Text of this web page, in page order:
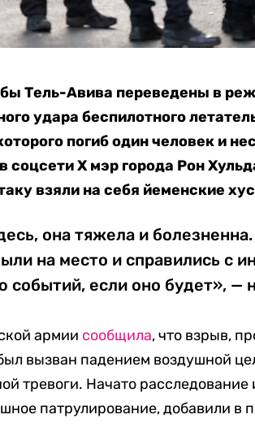
Тель-Авива переведены в
удара беспилотного
погиб один человек и
соцсети X мэр города Рон
взяли на себя йеменские
она тяжела и
на место и справились с
событий, если оно будет», —
армии сообщила, что взрыв,
вызван падением воздушной
тревоги. Начато
патрулирование, добавили в